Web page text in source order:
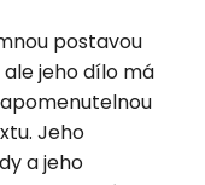
postavou
jeho dílo má
Jeho
a jeho